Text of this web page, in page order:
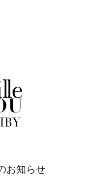
お知らせ